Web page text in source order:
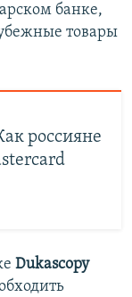
банке,
товары
россияне
Dukascopy